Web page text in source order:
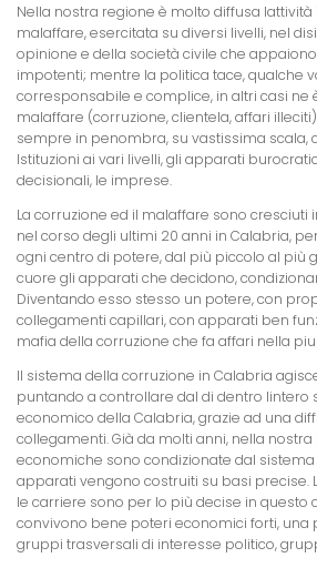
Nella nostra regione è molto diffusa
malaffare, esercitata su diversi livelli, nel
opinione e della società civile che
impotenti; mentre la politica tace, qualche
corresponsabile e complice, in altri casi ne
malaffare (corruzione, clientela, affari
sempre in penombra, su vastissima scala,
Istituzioni ai vari livelli, gli apparati
decisionali, le imprese.
La corruzione ed il malaffare sono
nel corso degli ultimi 20 anni in Calabria,
ogni centro di potere, dal più piccolo al più
cuore gli apparati che decidono,
Diventando esso stesso un potere, con
collegamenti capillari, con apparati ben
mafia della corruzione che fa affari nella
Il sistema della corruzione in Calabria
puntando a controllare dal di dentro
economico della Calabria, grazie ad una
collegamenti. Già da molti anni, nella
economiche sono condizionate dal sistema
apparati vengono costruiti su basi precise.
le carriere sono per lo più decise in questo
convivono bene poteri economici forti, una
gruppi trasversali di interesse politico,